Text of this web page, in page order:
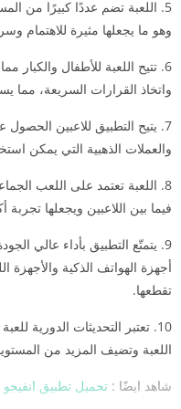
5. اللعبة تضم عددًا كبيرًا من
وهو ما يجعلها مثيرة للاهتمام
6. تتيح اللعبة للأطفال
واتخاذ القرارات السريعة، مما
7. يتيح التطبيق للاعبين
والعملات الذهبية التي يمكن
8. اللعبة تعتمد على اللعب
فيما بين اللاعبين ويجعلها تجربة
9. يتمتّع التطبيق بأداء عالي
أجهزة الهواتف الذكية
تقطعها.
10. تعتبر التحديثات الدورية
اللعبة وتضيف المزيد من
شاهد ايضًا : تحميل تطبيق انفيجو